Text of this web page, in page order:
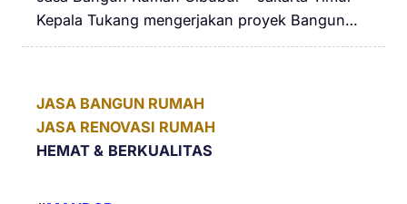
Kepala Tukang mengerjakan proyek Bangun…
JASA BANGUN RUMAH
JASA RENOVASI RUMAH
HEMAT & BERKUALITAS